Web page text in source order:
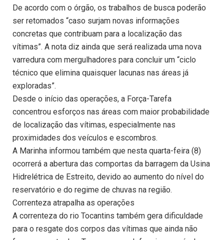
De acordo com o órgão, os trabalhos de busca poderão
ser retomados “caso surjam novas informações
concretas que contribuam para a localização das
vítimas”. A nota diz ainda que será realizada uma nova
varredura com mergulhadores para concluir um “ciclo
técnico que elimina quaisquer lacunas nas áreas já
exploradas”.
Desde o início das operações, a Força-Tarefa
concentrou esforços nas áreas com maior probabilidade
de localização das vítimas, especialmente nas
proximidades dos veículos e escombros.
A Marinha informou também que nesta quarta-feira (8)
ocorrerá a abertura das comportas da barragem da Usina
Hidrelétrica de Estreito, devido ao aumento do nível do
reservatório e do regime de chuvas na região.
Correnteza atrapalha as operações
A correnteza do rio Tocantins também gera dificuldade
para o resgate dos corpos das vítimas que ainda não